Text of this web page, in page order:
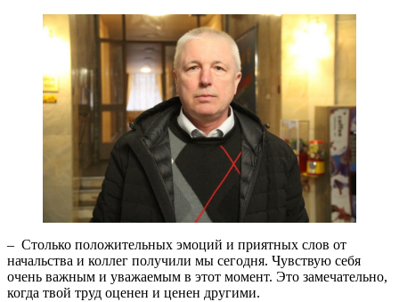
– Столько положительных эмоций и приятных слов от
начальства и коллег получили мы сегодня. Чувствую себя
очень важным и уважаемым в этот момент. Это замечательно,
когда твой труд оценен и ценен другими.